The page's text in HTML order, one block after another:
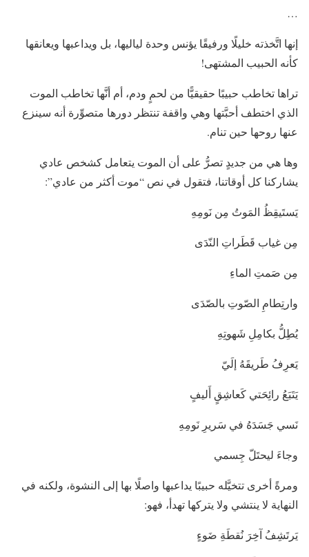
…
إنها اتَّخذته خليلًا ورفيقًا يؤنس وحدة لياليها، بل ويداعبها ويعانقها
كأنه الحبيب المشتهى!
تراها تخاطب حبيبًا حقيقيًّا من لحمٍ ودم، أم أنَّها تخاطب الموت
الذي اختطف أحبَّتها وهي واقفة تنتظر دورها متصوِّرة أنه سينزع
عنها روحها حين تنام.
وها هي من جديدٍ تصرُّ على أن الموت يتعامل كشخص عادي
يشاركنا كل أوقاتنا، فتقول في نص “موت أكثر من عادي”:
يَستَيقِظُ المَوتُ مِن نَومِهِ
مِن غياب قَطَراتِ النّدَى
مِن صَمتِ الماءِ
وارتِطامِ الصّوتِ بالصّدَى
يُطِلُّ بكامِلِ شَهوتِهِ
يَعرِفُ طَريقَهُ إلَيّ
يَتَبَعُ رائِحَتي كَعاشِقٍ أَليفٍ
نَسي جَسَدَهُ في سَريرِ نَومِهِ
وجاءَ ليحتَلّ جِسمي
ومرةً أخرى تتخيَّله حبيبًا يداعبها واصلًا بها إلى النشوة، ولكنه في
النهاية لا ينتشي ولا يتركها تهدأ، فهو:
يَرتَشِفُ آخِرَ نُقطَةِ ضَوءٍ